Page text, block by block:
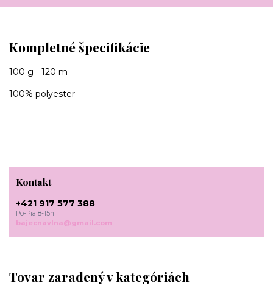
Kompletné špecifikácie
100 g - 120 m
100% polyester
Tovar zaradený v kategóriách
Kontakt
+421 917 577 388
Po-Pia 8-15h
bajecnavlna@gmail.com